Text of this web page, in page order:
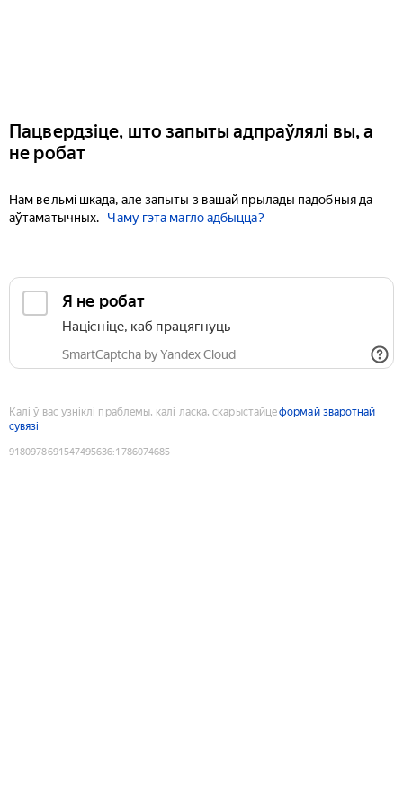
Пацвердзіце, што запыты адпраўлялі вы, а
не робат
Нам вельмі шкада, але запыты з вашай прылады падобныя да
аўтаматычных.
Чаму гэта магло адбыцца?
Я не робат
Націсніце, каб працягнуць
SmartCaptcha by Yandex Cloud
Калі ў вас узніклі праблемы, калі ласка, скарыстайцеформай зваротнай
сувязі
9180978691547495636:1786074685